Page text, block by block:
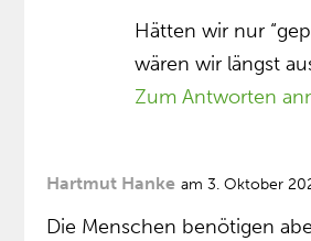
Hätten wir nur
wären wir längst
Zum Antworten
Hartmut Hanke am 3. Oktober
Die Menschen benötigen